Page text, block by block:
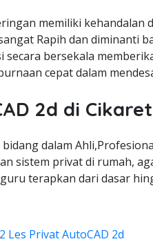
memiliki kehandalan
Rapih dan diminanti
bersekala
cepat dalam
2d di Cikaret
dalam
sistem privat di rumah,
terapkan dari dasar
Les Privat AutoCAD 2d